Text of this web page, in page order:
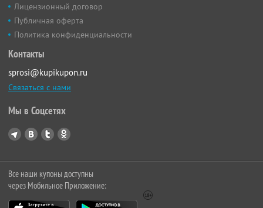
Лицензионный договор
Публичная оферта
Политика конфиденциальности
Контакты
sprosi@kupikupon.ru
Связаться с нами
Мы в Соцсетях
Все наши купоны доступны
через Мобильное Приложение: